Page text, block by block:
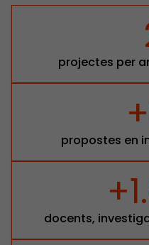
projectes per
propostes en
docents,